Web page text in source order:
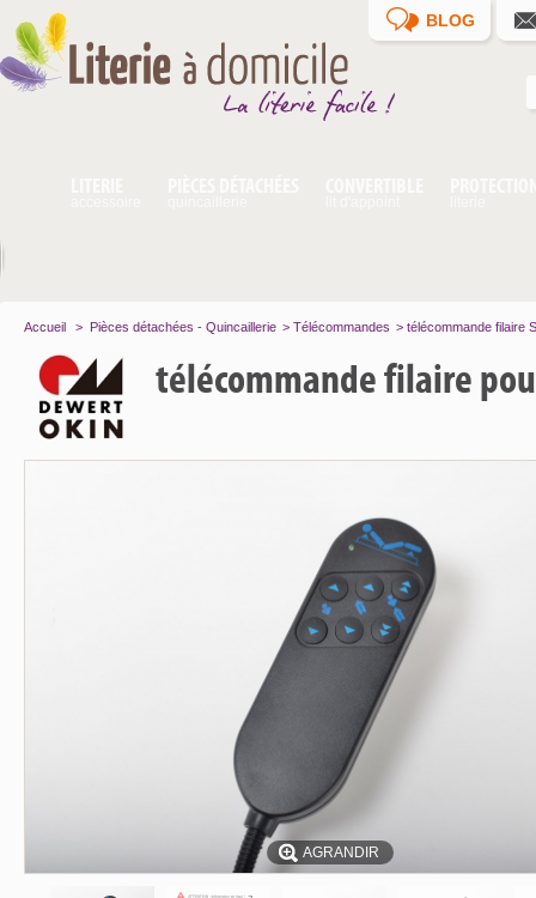
BLOG
Accueil > Pièces détachées - Quincaillerie > Télécommandes > télécommande filaire
télécommande filaire
AGRANDIR